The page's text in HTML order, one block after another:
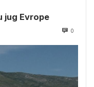
jug Evrope
0